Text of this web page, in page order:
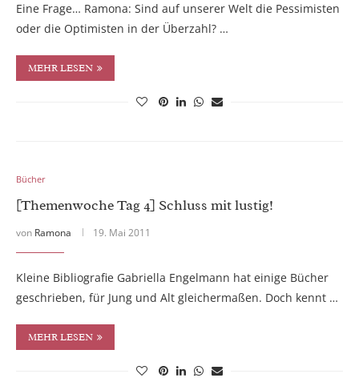
Eine Frage… Ramona: Sind auf unserer Welt die Pessimisten
oder die Optimisten in der Überzahl? …
MEHR LESEN
Bücher
[Themenwoche Tag 4] Schluss mit lustig!
von Ramona 19. Mai 2011
Kleine Bibliografie Gabriella Engelmann hat einige Bücher
geschrieben, für Jung und Alt gleichermaßen. Doch kennt …
MEHR LESEN